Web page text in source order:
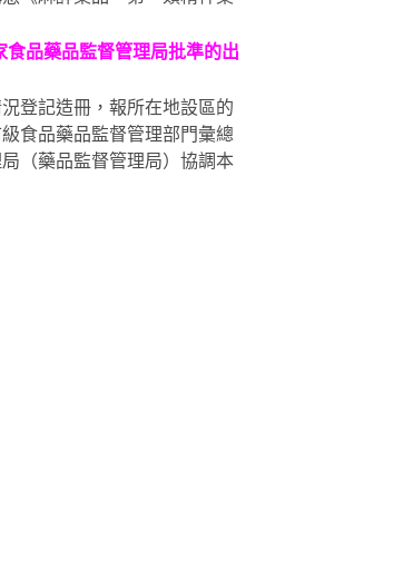
品藥品監督管理局批準的出
登記造冊，報所在地設區的
食品藥品監督管理部門彙總
（藥品監督管理局）協調本